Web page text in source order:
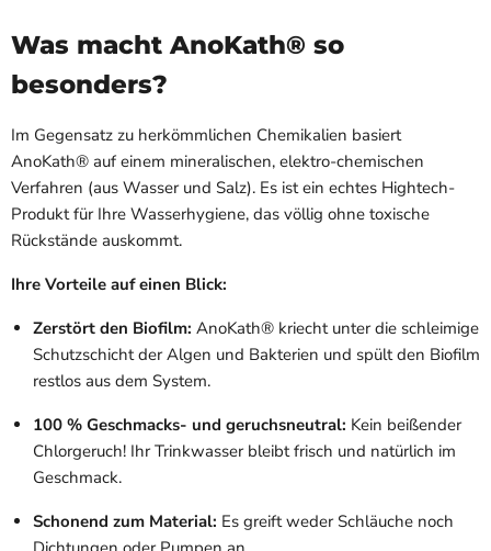
Was macht AnoKath® so
besonders?
Im Gegensatz zu herkömmlichen Chemikalien basiert
AnoKath® auf einem mineralischen, elektro-chemischen
Verfahren (aus Wasser und Salz). Es ist ein echtes Hightech-
Produkt für Ihre Wasserhygiene, das völlig ohne toxische
Rückstände auskommt.
Ihre Vorteile auf einen Blick:
Zerstört den Biofilm: AnoKath® kriecht unter die schleimige
Schutzschicht der Algen und Bakterien und spült den Biofilm
restlos aus dem System.
100 % Geschmacks- und geruchsneutral: Kein beißender
Chlorgeruch! Ihr Trinkwasser bleibt frisch und natürlich im
Geschmack.
Schonend zum Material: Es greift weder Schläuche noch